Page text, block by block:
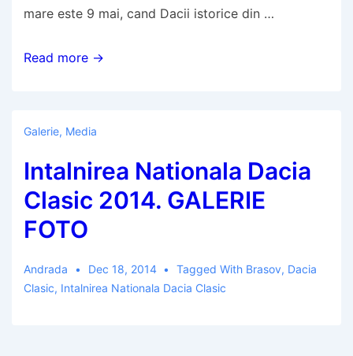
mare este 9 mai, cand Dacii istorice din …
Intalnirea
Clasic
Va
asteptam
la
Brasov
9
Read more →
Galerie, Media
Intalnirea Nationala Dacia
Clasic 2014. GALERIE
FOTO
Andrada Dec 18, 2014 Tagged With Brasov, Dacia
Clasic, Intalnirea Nationala Dacia Clasic